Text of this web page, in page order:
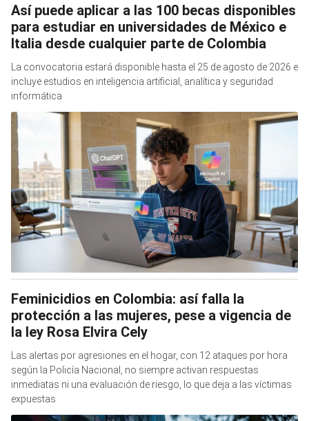
Así puede aplicar a las 100 becas disponibles
para estudiar en universidades de México e
Italia desde cualquier parte de Colombia
La convocatoria estará disponible hasta el 25 de agosto de 2026 e
incluye estudios en inteligencia artificial, analítica y seguridad
informática
Feminicidios en Colombia: así falla la
protección a las mujeres, pese a vigencia de
la ley Rosa Elvira Cely
Las alertas por agresiones en el hogar, con 12 ataques por hora
según la Policía Nacional, no siempre activan respuestas
inmediatas ni una evaluación de riesgo, lo que deja a las víctimas
expuestas